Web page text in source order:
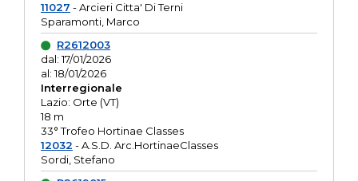
11027 - Arcieri Citta' Di Terni
Sparamonti, Marco
R2612003
dal: 17/01/2026
al: 18/01/2026
Interregionale
Lazio: Orte (VT)
18 m
33° Trofeo Hortinae Classes
12032 - A.S.D. Arc.HortinaeClasses
Sordi, Stefano